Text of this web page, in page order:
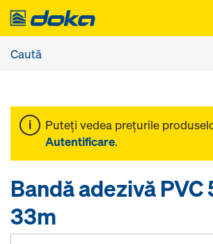
Puteţi vedea preţurile
Autentificare.
Bandă adezivă
33m